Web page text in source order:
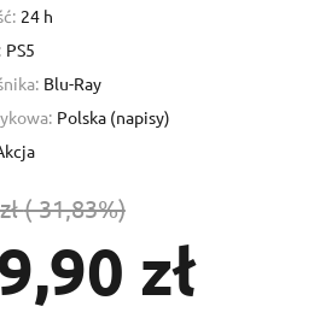
24 h
PS5
Blu-Ray
Polska (napisy)
(-31,83%)
zł